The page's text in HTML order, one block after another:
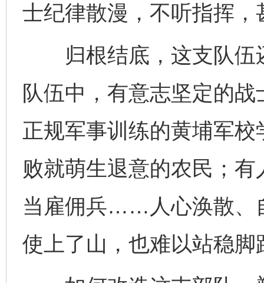
士纪律散漫，不听指挥
归根结底，这支队伍
队伍中，有意志坚定的
正规军事训练的黄埔军
败就萌生退意的农民；
当雇佣兵……人心涣散、
使上了山，也难以站稳脚